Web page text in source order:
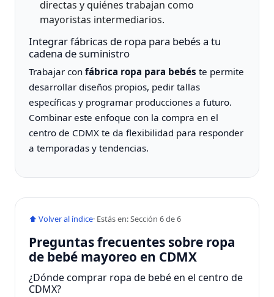
directas y quiénes trabajan como
mayoristas intermediarios.
Integrar fábricas de ropa para bebés a tu
cadena de suministro
Trabajar confábrica ropa para bebés te permite
desarrollar diseños propios, pedir tallas
específicas y programar producciones a futuro.
Combinar este enfoque con la compra en el
centro de CDMX te da flexibilidad para responder
a temporadas y tendencias.
⬆ Volver al índice· Estás en: Sección 6 de 6
Preguntas frecuentes sobre ropa
de bebé mayoreo en CDMX
¿Dónde comprar ropa de bebé en el centro de
CDMX?